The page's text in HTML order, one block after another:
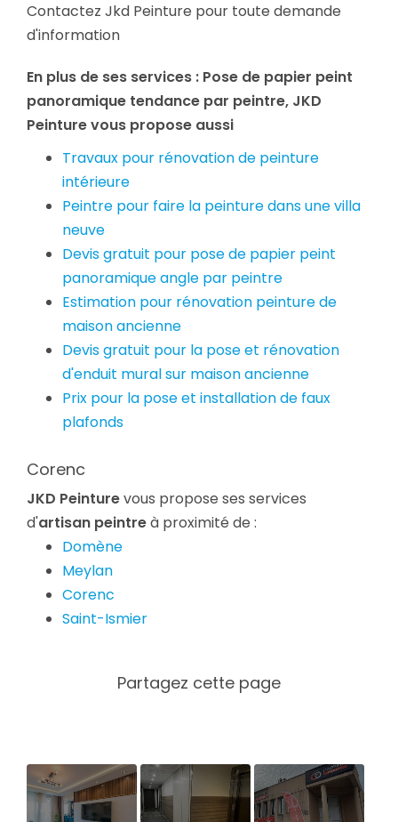
Contactez Jkd Peinture pour toute demande
d'information
En plus de ses services : Pose de papier peint
panoramique tendance par peintre, JKD
Peinture vous propose aussi
Travaux pour rénovation de peinture
intérieure
Peintre pour faire la peinture dans une villa
neuve
Devis gratuit pour pose de papier peint
panoramique angle par peintre
Estimation pour rénovation peinture de
maison ancienne
Devis gratuit pour la pose et rénovation
d'enduit mural sur maison ancienne
Prix pour la pose et installation de faux
plafonds
Corenc
JKD Peinturevous propose ses services
d'artisan peintreà proximité de :
Domène
Meylan
Corenc
Saint-Ismier